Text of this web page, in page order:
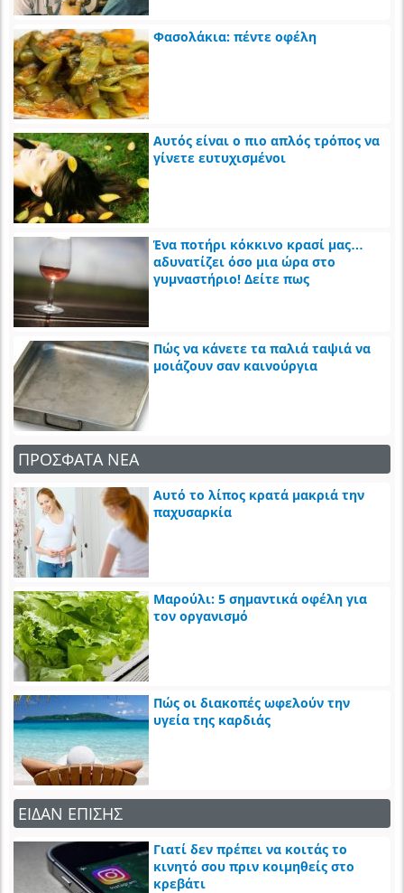
Φασολάκια: πέντε οφέλη
Αυτός είναι ο πιο απλός τρόπος να
γίνετε ευτυχισμένοι
Ένα ποτήρι κόκκινο κρασί μας…
αδυνατίζει όσο μια ώρα στο
γυμναστήριο! Δείτε πως
Πώς να κάνετε τα παλιά ταψιά να
μοιάζουν σαν καινούργια
ΠΡΟΣΦΑΤΑ ΝΕΑ
Αυτό το λίπος κρατά μακριά την
παχυσαρκία
Μαρούλι: 5 σημαντικά οφέλη για
τον οργανισμό
Πώς οι διακοπές ωφελούν την
υγεία της καρδιάς
ΕΙΔΑΝ ΕΠΙΣΗΣ
Γιατί δεν πρέπει να κοιτάς το
κινητό σου πριν κοιμηθείς στο
κρεβάτι